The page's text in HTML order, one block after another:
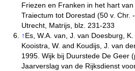
Friezen en Franken in het hart
Traiectum tot Dorestad (50 v. Chr.
Utrecht, Matrijs, blz. 231-233
↑Es, W.A. van, J. van Doesburg,
Kooistra, W. and Koudijs, J. van
1995. Wijk bij Duurstede De Geer
Jaarverslag van de Rijksdienst